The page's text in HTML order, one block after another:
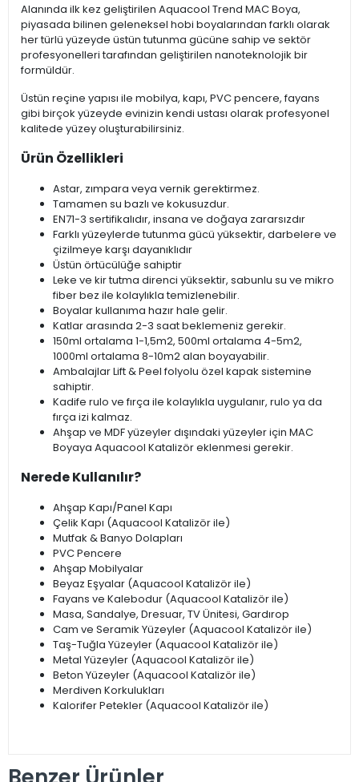
Alanında ilk kez geliştirilen Aquacool Trend MAC Boya,
piyasada bilinen geleneksel hobi boyalarından farklı olarak
her türlü yüzeyde üstün tutunma gücüne sahip ve sektör
profesyonelleri tarafından geliştirilen nanoteknolojik bir
formüldür.
Üstün reçine yapısı ile mobilya, kapı, PVC pencere, fayans
gibi birçok yüzeyde evinizin kendi ustası olarak profesyonel
kalitede yüzey oluşturabilirsiniz.
Ürün Özellikleri
Astar, zımpara veya vernik gerektirmez.
Tamamen su bazlı ve kokusuzdur.
EN71-3 sertifikalıdır, insana ve doğaya zararsızdır
Farklı yüzeylerde tutunma gücü yüksektir, darbelere ve
çizilmeye karşı dayanıklıdır
Üstün örtücülüğe sahiptir
Leke ve kir tutma direnci yüksektir, sabunlu su ve mikro
fiber bez ile kolaylıkla temizlenebilir.
Boyalar kullanıma hazır hale gelir.
Katlar arasında 2-3 saat beklemeniz gerekir.
150ml ortalama 1-1,5m2, 500ml ortalama 4-5m2,
1000ml ortalama 8-10m2 alan boyayabilir.
Ambalajlar Lift & Peel folyolu özel kapak sistemine
sahiptir.
Kadife rulo ve fırça ile kolaylıkla uygulanır, rulo ya da
fırça izi kalmaz.
Ahşap ve MDF yüzeyler dışındaki yüzeyler için MAC
Boyaya Aquacool Katalizör eklenmesi gerekir.
Nerede Kullanılır?
Ahşap Kapı/Panel Kapı
Çelik Kapı (Aquacool Katalizör ile)
Mutfak & Banyo Dolapları
PVC Pencere
Ahşap Mobilyalar
Beyaz Eşyalar (Aquacool Katalizör ile)
Fayans ve Kalebodur (Aquacool Katalizör ile)
Masa, Sandalye, Dresuar, TV Ünitesi, Gardırop
Cam ve Seramik Yüzeyler (Aquacool Katalizör ile)
Taş-Tuğla Yüzeyler (Aquacool Katalizör ile)
Metal Yüzeyler (Aquacool Katalizör ile)
Beton Yüzeyler (Aquacool Katalizör ile)
Merdiven Korkulukları
Kalorifer Petekler (Aquacool Katalizör ile)